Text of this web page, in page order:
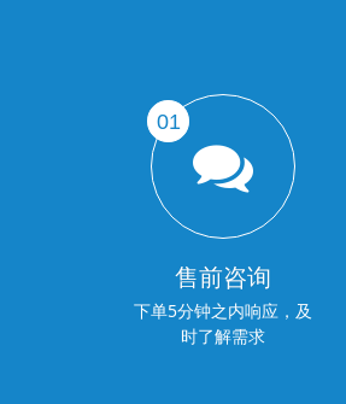
01
售前咨询
下单5分钟之内响应，及
时了解需求